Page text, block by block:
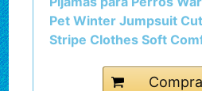
Pet Winter Jumpsuit
Stripe Clothes Soft